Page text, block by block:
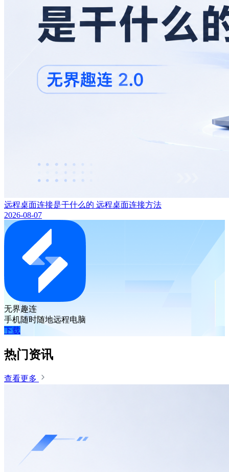
远程桌面连接是干什么的 远程桌面连接方法
2026-08-07
无界趣连
手机随时随地远程电脑
下载
热门资讯
查看更多